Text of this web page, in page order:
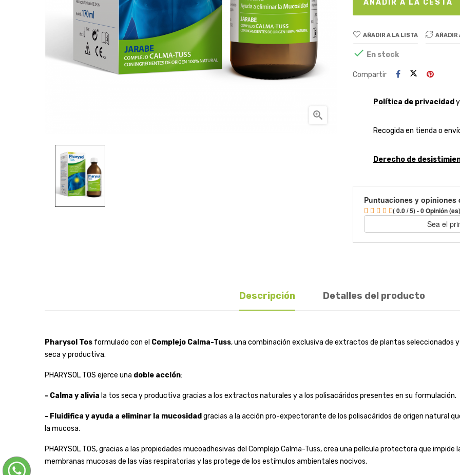

AÑADIR A LA CESTA
AÑADIR A LA LISTA AÑADIR
 En stock
Compartir
Política de privacidad
Recogida en tienda o
Derecho de
Puntuaciones y opiniones
( 0.0 / 5) - 0 Opinión (es)
Sea el
Descripción Detalles del producto
Pharysol Tos formulado con el Complejo Calma-Tuss, una combinación exclusiva de extractos de plantas seleccionados
seca y productiva.
PHARYSOL TOS ejerce una doble acción:
- Calma y alivia la tos seca y productiva gracias a los extractos naturales y a los polisacáridos presentes en su formulación.
- Fluidifica y ayuda a eliminar la mucosidad gracias a la acción pro-expectorante de los polisacáridos de origen natural
la mucosa.
PHARYSOL TOS, gracias a las propiedades mucoadhesivas del Complejo Calma-Tuss, crea una película protectora que
membranas mucosas de las vías respiratorias y las protege de los estímulos ambientales nocivos.